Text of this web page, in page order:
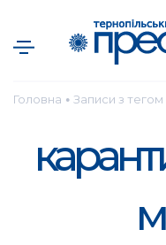
Головна ● Записи з